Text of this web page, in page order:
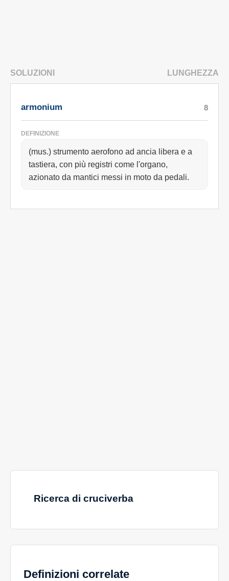
SOLUZIONI LUNGHEZZA
armonium
DEFINIZIONE
(mus.) strumento aerofono ad ancia libera e a
tastiera, con più registri come l'organo,
azionato da mantici messi in moto da pedali.
8
Ricerca di cruciverba
Definizioni correlate